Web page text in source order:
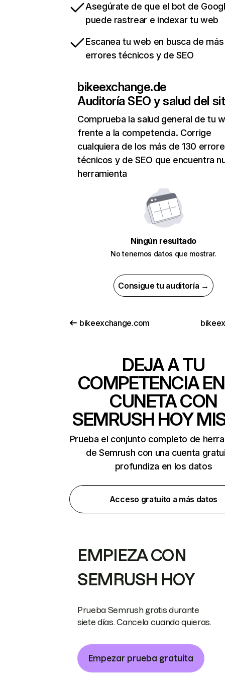
Asegúrate de que el bot de
puede rastrear e indexar tu web
Escanea tu web en busca de
errores técnicos y de SEO
bikeexchange.de
Auditoría SEO y salud del
Comprueba la salud general de tu
frente a la competencia. Corrige
cualquiera de los más de 130
técnicos y de SEO que encuentra
herramienta
Ningún resultado
No tenemos datos que mostrar.
Consigue tu auditoría →
bikeexchange.com
DEJA A TU
COMPETENCIA
CUNETA CON
SEMRUSH HOY
Prueba el conjunto completo de
de Semrush con una cuenta
profundiza en los datos
Acceso gratuito a más datos
EMPIEZA CON
SEMRUSH HOY
Prueba Semrush gratis durante
siete días. Cancela cuando quieras.
Empezar prueba gratuita